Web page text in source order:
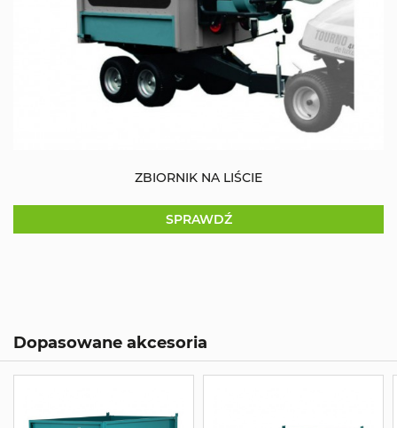
ZBIORNIK NA LIŚCIE
SPRAWDŹ
Dopasowane akcesoria